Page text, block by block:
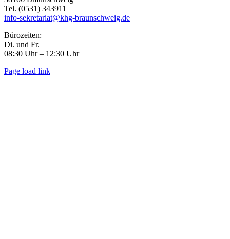
Tel. (0531) 343911
info-sekretariat@khg-braunschweig.de
Bürozeiten:
Di. und Fr.
08:30 Uhr – 12:30 Uhr
Page load link